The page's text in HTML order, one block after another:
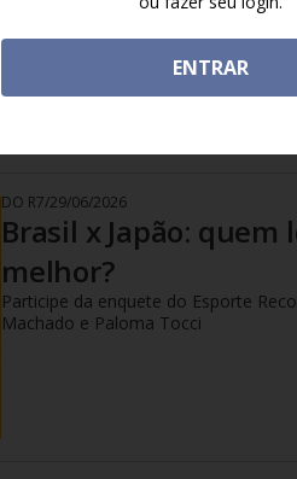
Participe da enquete do Esporte
Machado e Paloma Tocci
DO R7/29/06/2026
Brasil x Japão: quem
melhor?
Participe da enquete do Esporte
Machado e Paloma Tocci
ENTRAR